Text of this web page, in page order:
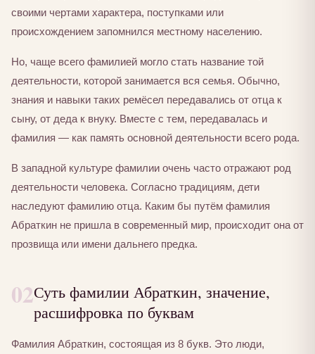
своими чертами характера, поступками или
происхождением запомнился местному населению.
Но, чаще всего фамилией могло стать название той
деятельности, которой занимается вся семья. Обычно,
знания и навыки таких ремёсел передавались от отца к
сыну, от деда к внуку. Вместе с тем, передавалась и
фамилия — как память основной деятельности всего рода.
В западной культуре фамилии очень часто отражают род
деятельности человека. Согласно традициям, дети
наследуют фамилию отца. Каким бы путём фамилия
Абраткин не пришла в современный мир, происходит она от
прозвища или имени дальнего предка.
02Суть фамилии Абраткин, значение,
расшифровка по буквам
Фамилия Абраткин, состоящая из 8 букв. Это люди,